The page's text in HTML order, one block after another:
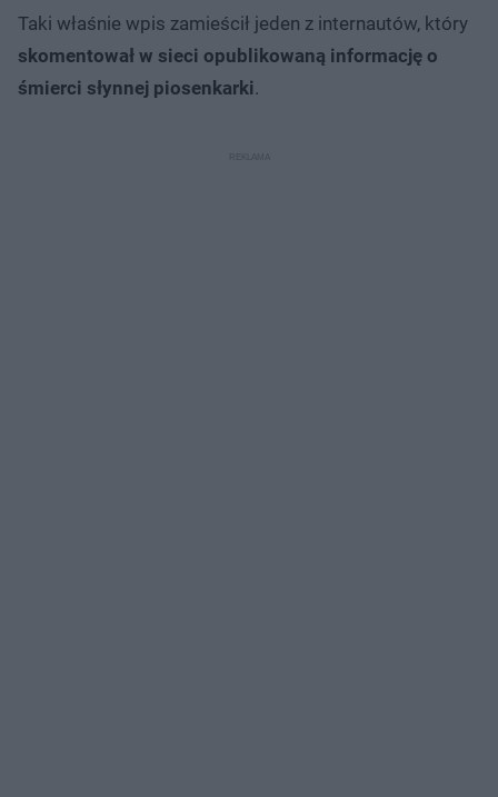
Taki właśnie wpis zamieścił jeden z internautów, który
skomentował w sieci opublikowaną informację o
śmierci słynnej piosenkarki.